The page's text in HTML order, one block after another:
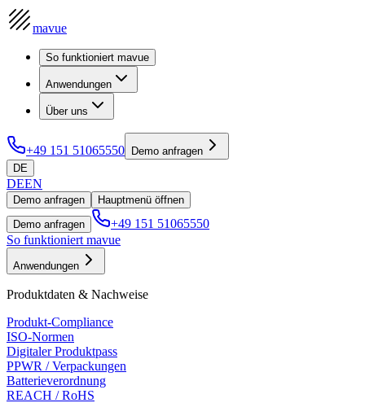
mavue
So funktioniert mavue
Anwendungen
Über uns
+49 151 51065550
Demo anfragen
DE
DEEN
Demo anfragen
Hauptmenü öffnen
Demo anfragen
+49 151 51065550
So funktioniert mavue
Anwendungen
Produktdaten & Nachweise
Produkt-Compliance
ISO-Normen
Digitaler Produktpass
PPWR / Verpackungen
Batterieverordnung
REACH / RoHS